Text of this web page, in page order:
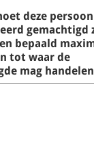
deze persoon
gemachtigd
bepaald
tot waar de
mag